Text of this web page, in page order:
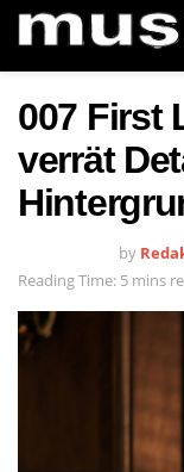
007 First
verrät
by
Reading Time: 5 mins